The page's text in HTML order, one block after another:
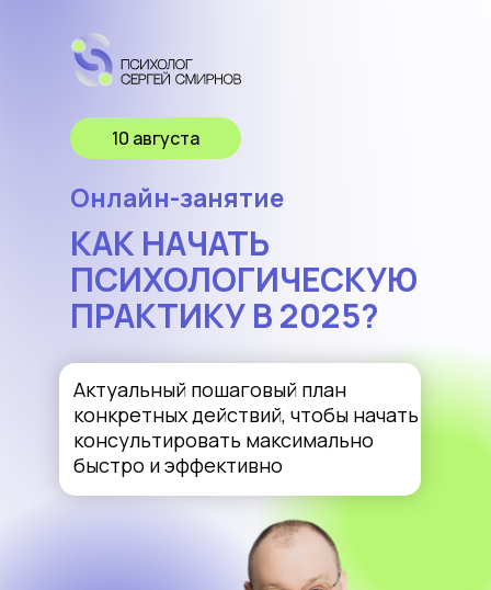
10 августа
Онлайн-занятие
КАК НАЧАТЬ
ПСИХОЛОГИЧЕСКУЮ
ПРАКТИКУ В 2025?
Актуальный пошаговый план
конкретных действий, чтобы начать
консультировать максимально
быстро и эффективно